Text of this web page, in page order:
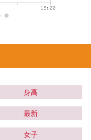
身高
最新
女子